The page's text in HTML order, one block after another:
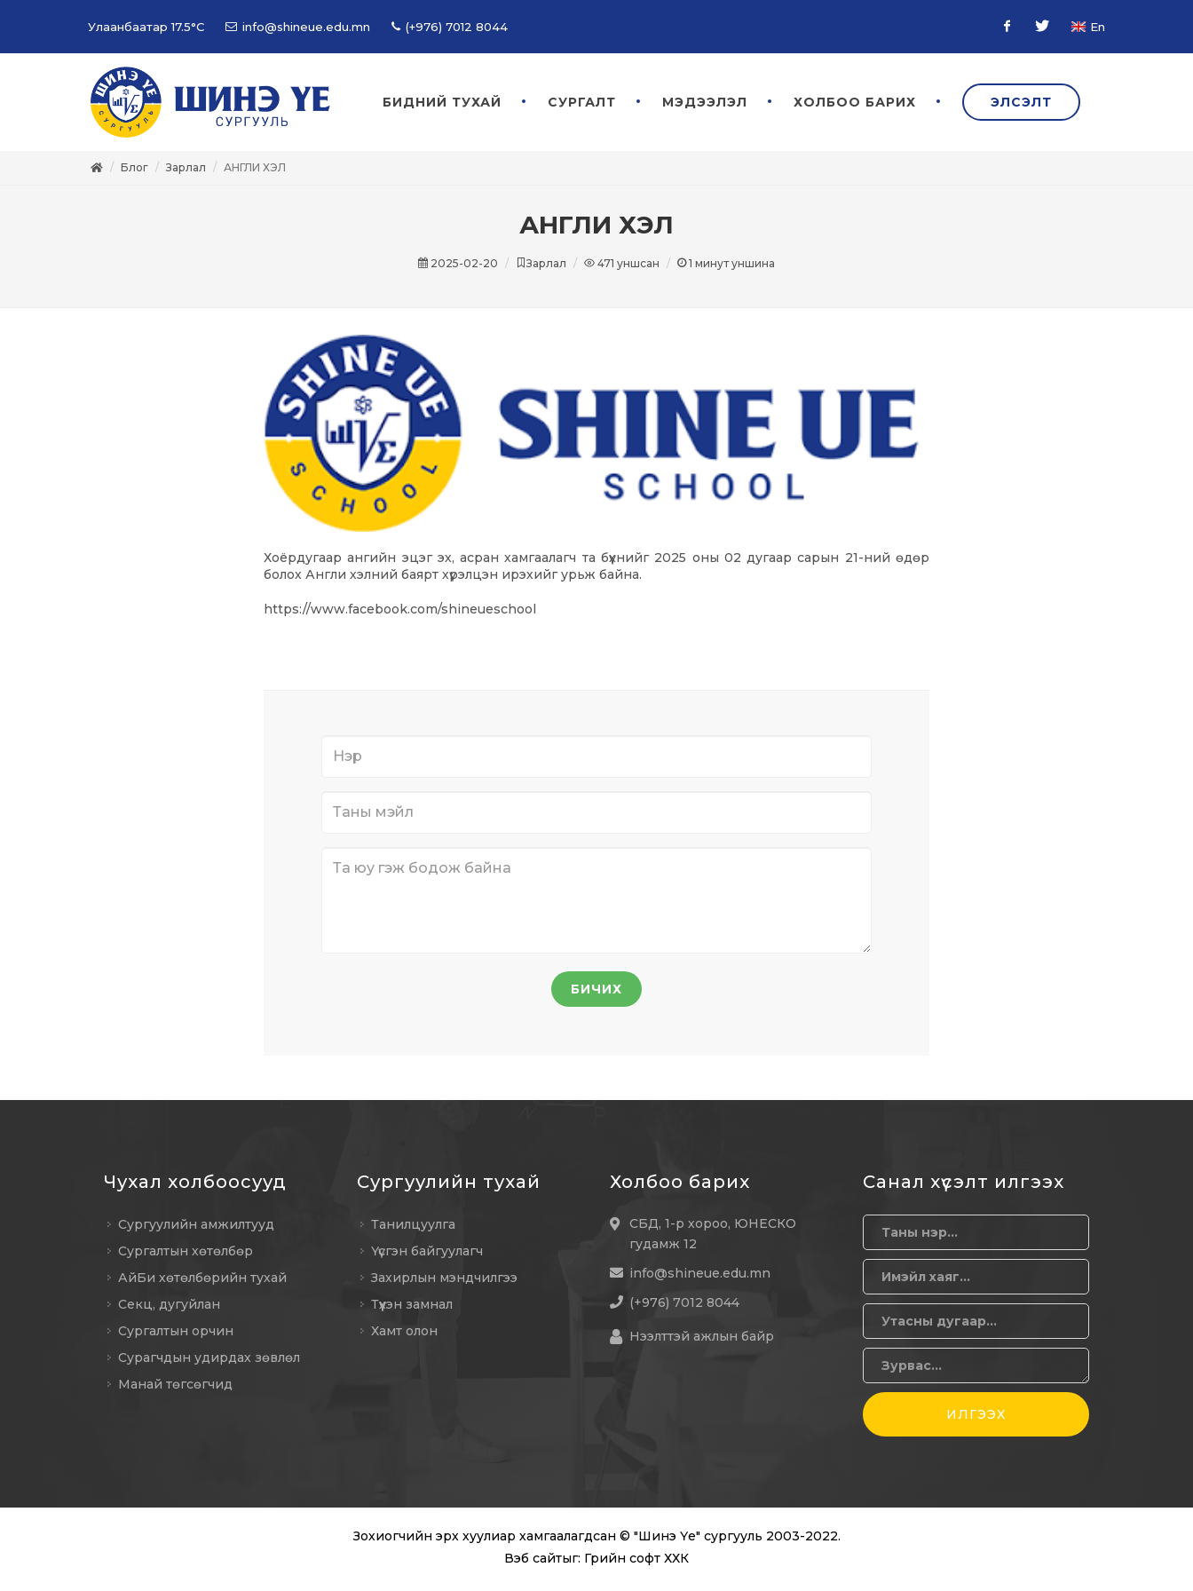
Улаанбаатар17.5°C info@shineue.edu.mn (+976) 7012 8044 En
БИДНИЙ ТУХАЙ СУРГАЛТ МЭДЭЭЛЭЛ ХОЛБОО БАРИХ ЭЛСЭЛТ
Блог Зарлал АНГЛИ ХЭЛ
АНГЛИ ХЭЛ
2025-02-20 Зарлал 471 уншсан 1 минут уншина
Хоёрдугаар ангийн эцэг эх, асран хамгаалагч та бүхнийг 2025 оны 02 дугаар сарын 21-ний өдөр
болох Англи хэлний баярт хүрэлцэн ирэхийг урьж байна.
https://www.facebook.com/shineueschool
БИЧИХ
Чухал холбоосууд
Сургуулийн амжилтууд
Сургалтын хөтөлбөр
АйБи хөтөлбөрийн тухай
Секц, дугуйлан
Сургалтын орчин
Сурагчдын удирдах зөвлөл
Манай төгсөгчид
Сургуулийн тухай
Танилцуулга
Үүсгэн байгуулагч
Захирлын мэндчилгээ
Түүхэн замнал
Хамт олон
Холбоо барих
СБД, 1-р хороо, ЮНЕСКО
гудамж 12
info@shineue.edu.mn
(+976) 7012 8044
Нээлттэй ажлын байр
Санал хүсэлт илгээх
ИЛГЭЭХ
Зохиогчийн эрх хуулиар хамгаалагдсан © "Шинэ Үе" сургууль 2003-2022.
Вэб сайтыг: Грийн софт ХХК